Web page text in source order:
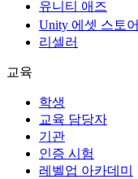
유니티 애즈
Unity 에셋 스토어
리셀러
교육
학생
교육 담당자
기관
인증 시험
레벨업 아카데미